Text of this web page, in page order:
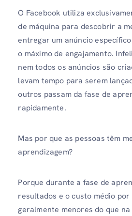
O Facebook utiliza
de máquina para descobrir a
entregar um anúncio
o máximo de engajamento.
nem todos os anúncios são
levam tempo para serem
outros passam da fase de
rapidamente.
Mas por que as pessoas têm
aprendizagem?
Porque durante a fase de
resultados e o custo médio por
geralmente menores do que